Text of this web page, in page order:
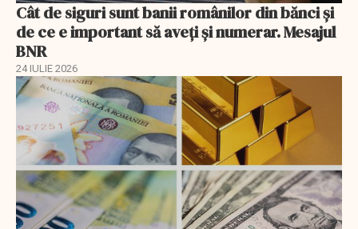
Cât de siguri sunt banii românilor din bănci şi
de ce e important să aveţi şi numerar. Mesajul
BNR
24 IULIE 2026